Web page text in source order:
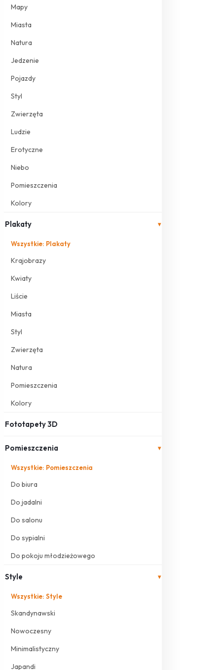
Mapy
Miasta
Natura
Jedzenie
Pojazdy
Styl
Zwierzęta
Ludzie
Erotyczne
Niebo
Pomieszczenia
Kolory
Plakaty ▾
Wszystkie: Plakaty
Krajobrazy
Kwiaty
Liście
Miasta
Styl
Zwierzęta
Natura
Pomieszczenia
Kolory
Fototapety 3D
Pomieszczenia ▾
Wszystkie: Pomieszczenia
Do biura
Do jadalni
Do salonu
Do sypialni
Do pokoju młodzieżowego
Style ▾
Wszystkie: Style
Skandynawski
Nowoczesny
Minimalistyczny
Japandi